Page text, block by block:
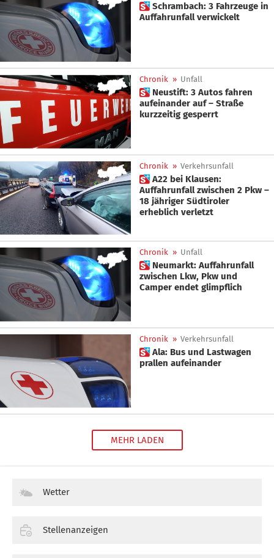
 Schrambach: 3 Fahrzeuge in
Auffahrunfall verwickelt
Chronik » Unfall
 Neustift: 3 Autos fahren
aufeinander auf – Straße
kurzzeitig gesperrt
Chronik » Verkehrsunfall
 A22 bei Klausen:
Auffahrunfall zwischen 2 Pkw –
18 jähriger Südtiroler
erheblich verletzt
Chronik » Unfall
 Neumarkt: Auffahrunfall
zwischen Lkw, Pkw und
Camper endet glimpflich
Chronik » Verkehrsunfall
 Ala: Bus und Lastwagen
prallen aufeinander
MEHR LADEN
Wetter
Stellenanzeigen